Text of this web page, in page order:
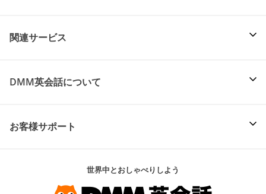
関連サービス
DMM英会話について
お客様サポート
世界中とおしゃべりしよう